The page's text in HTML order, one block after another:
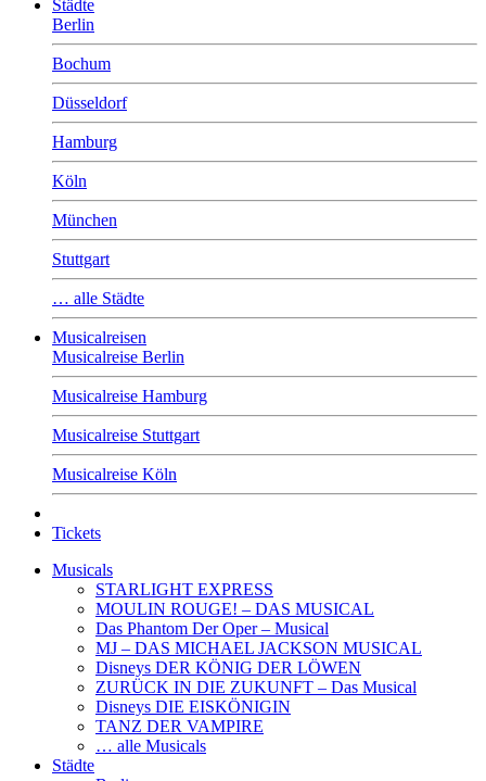
Städte
Berlin
Bochum
Düsseldorf
Hamburg
Köln
München
Stuttgart
… alle Städte
Musicalreisen
Musicalreise Berlin
Musicalreise Hamburg
Musicalreise Stuttgart
Musicalreise Köln
Tickets
Musicals
STARLIGHT EXPRESS
MOULIN ROUGE! – DAS MUSICAL
Das Phantom Der Oper – Musical
MJ – DAS MICHAEL JACKSON MUSICAL
Disneys DER KÖNIG DER LÖWEN
ZURÜCK IN DIE ZUKUNFT – Das Musical
Disneys DIE EISKÖNIGIN
TANZ DER VAMPIRE
… alle Musicals
Städte